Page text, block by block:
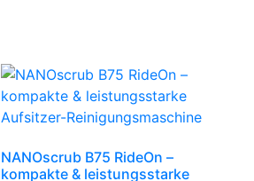
NANOscrub B75 RideOn –
kompakte & leistungsstarke